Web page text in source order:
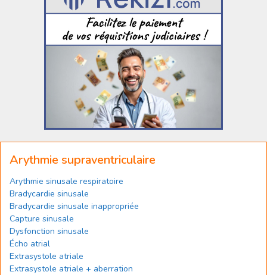
Arythmie supraventriculaire
Arythmie sinusale respiratoire
Bradycardie sinusale
Bradycardie sinusale inappropriée
Capture sinusale
Dysfonction sinusale
Écho atrial
Extrasystole atriale
Extrasystole atriale + aberration